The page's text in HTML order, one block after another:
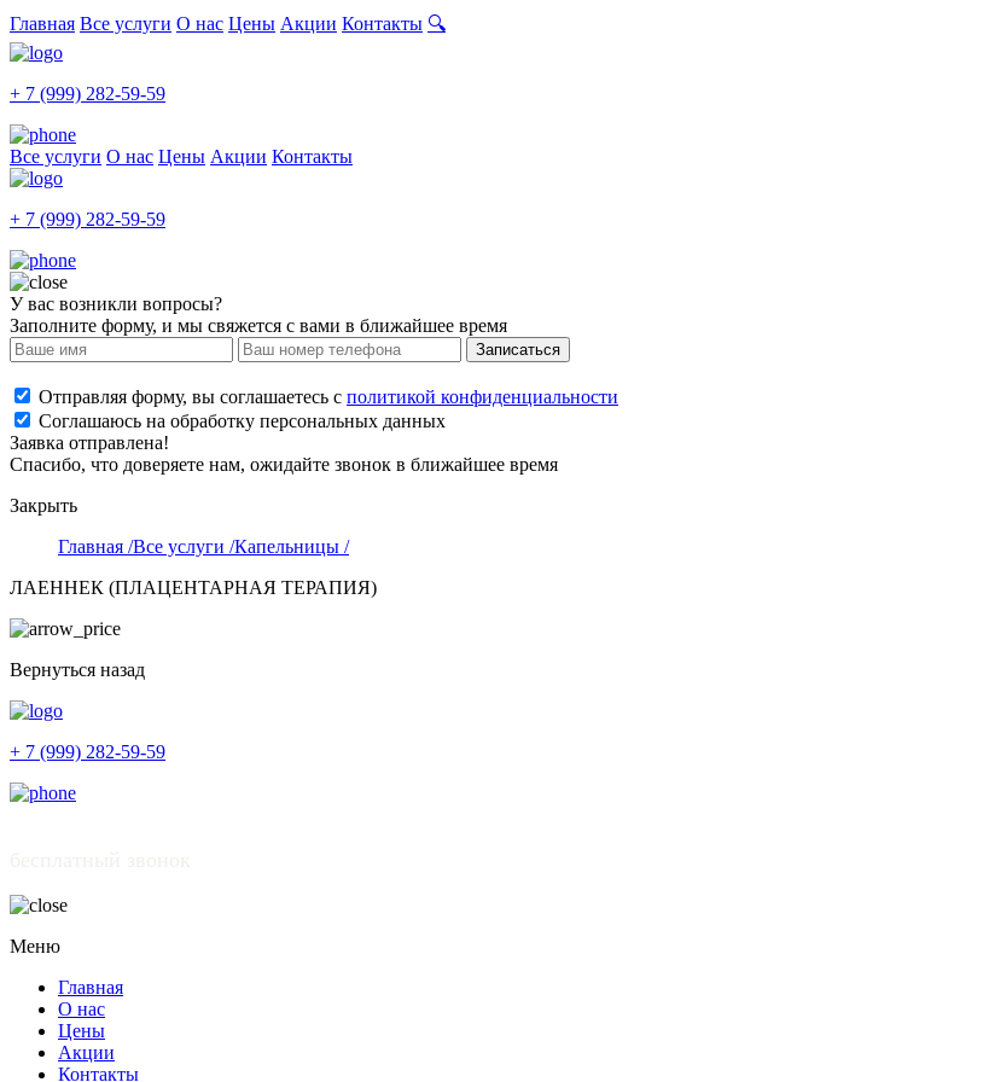
Главная Все услуги О нас Цены Акции Контакты 🔍
+ 7 (999) 282-59-59
Все услуги О нас Цены Акции Контакты
+ 7 (999) 282-59-59
У вас возникли вопросы?
Заполните форму, и мы свяжется с вами в ближайшее время
Записаться
Отправляя форму, вы соглашаетесь с политикой конфиденциальности
Соглашаюсь на обработку персональных данных
Заявка отправлена!
Спасибо, что доверяете нам, ожидайте звонок в ближайшее время
Закрыть
Главная /Все услуги /Капельницы /
ЛАЕННЕК (ПЛАЦЕНТАРНАЯ ТЕРАПИЯ)
Вернуться назад
+ 7 (999) 282-59-59
Меню
Главная
О нас
Цены
Акции
Контакты